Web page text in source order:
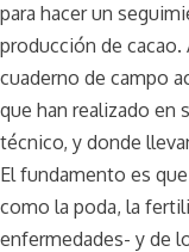
para hacer un
producción de
cuaderno de campo
que han realizado en
técnico, y donde
El fundamento es
como la poda, la
enfermedades- y de